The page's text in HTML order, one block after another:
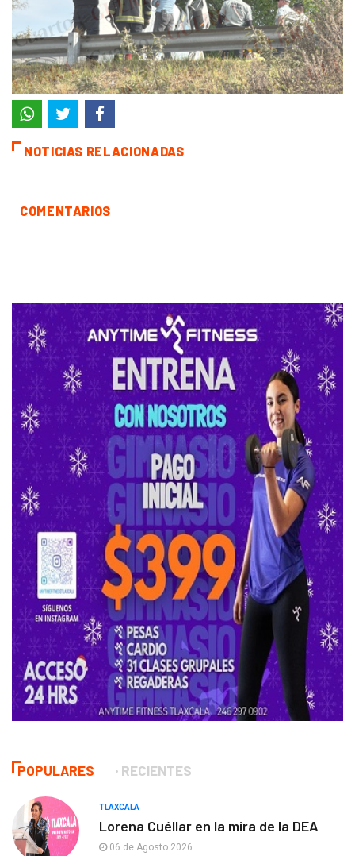
NOTICIAS RELACIONADAS
COMENTARIOS
POPULARES RECIENTES
TLAXCALA
Lorena Cuéllar en la mira de la DEA
06 de Agosto 2026